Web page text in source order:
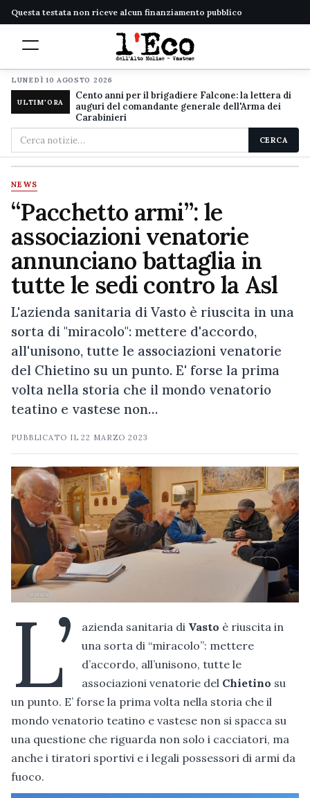
Questa testata non riceve alcun finanziamento pubblico
LUNEDÌ 10 AGOSTO 2026
ULTIM'ORA
Cento anni per il brigadiere Falcone: la lettera di
auguri del comandante generale dell'Arma dei
Carabinieri
Cerca
nel
sito
CERCA
NEWS
“Pacchetto armi”: le
associazioni venatorie
annunciano battaglia in
tutte le sedi contro la Asl
L'azienda sanitaria di Vasto è riuscita in una
sorta di "miracolo": mettere d'accordo,
all'unisono, tutte le associazioni venatorie
del Chietino su un punto. E' forse la prima
volta nella storia che il mondo venatorio
teatino e vastese non…
PUBBLICATO IL22 MARZO 2023
L’ azienda sanitaria di Vasto è riuscita in
una sorta di “miracolo”: mettere
d’accordo, all’unisono, tutte le
associazioni venatorie del Chietino su
un punto. E’ forse la prima volta nella storia che il
mondo venatorio teatino e vastese non si spacca su
una questione che riguarda non solo i cacciatori, ma
anche i tiratori sportivi e i legali possessori di armi da
fuoco.